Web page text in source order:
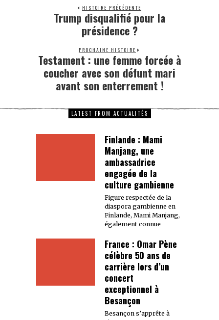
HISTOIRE PRÉCÉDENTE
Trump disqualifié pour la
présidence ?
PROCHAINE HISTOIRE
Testament : une femme forcée à
coucher avec son défunt mari
avant son enterrement !
LATEST FROM ACTUALITÉS
Finlande : Mami
Manjang, une
ambassadrice
engagée de la
culture gambienne
Figure respectée de la
diaspora gambienne en
Finlande, Mami Manjang,
également connue
France : Omar Pène
célèbre 50 ans de
carrière lors d’un
concert
exceptionnel à
Besançon
Besançon s’apprête à